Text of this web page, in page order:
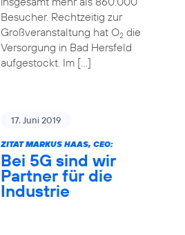
Besucher. Rechtzeitig zur
Großveranstaltung hat O2die
Versorgung in Bad Hersfeld
aufgestockt. Im […]
17. Juni 2019
ZITAT MARKUS HAAS, CEO:
Bei 5G sind wir
Partner für die
Industrie